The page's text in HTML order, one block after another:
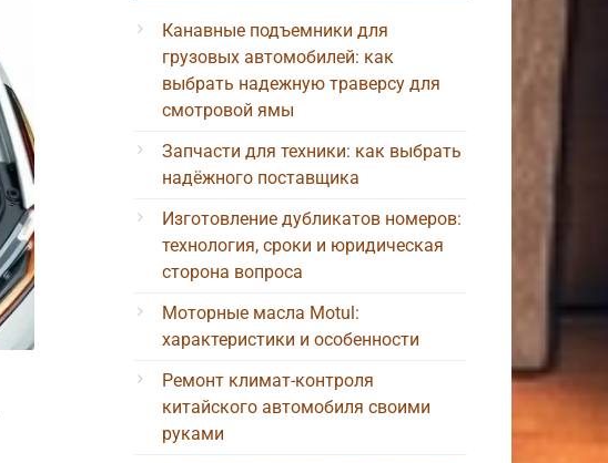
Канавные подъемники для
грузовых автомобилей: как
выбрать надежную траверсу для
смотровой ямы
Запчасти для техники: как выбрать
надёжного поставщика
Изготовление дубликатов номеров:
технология, сроки и юридическая
сторона вопроса
Моторные масла Motul:
характеристики и особенности
Ремонт климат-контроля
китайского автомобиля своими
руками